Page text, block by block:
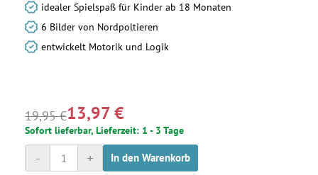
idealer Spielspaß für Kinder ab 18 Monaten
6 Bilder von Nordpoltieren
entwickelt Motorik und Logik
19,95 €13,97 €
Sofort lieferbar, Lieferzeit: 1 - 3 Tage
+
- In den Warenkorb